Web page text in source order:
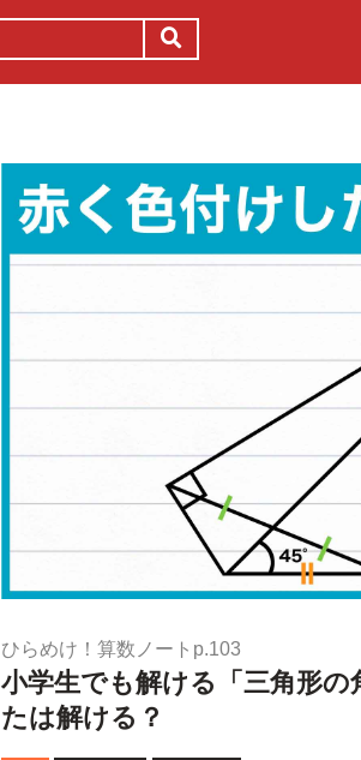
ひらめけ！算数ノートp.103
小学生でも解ける「三角形
たは解ける？